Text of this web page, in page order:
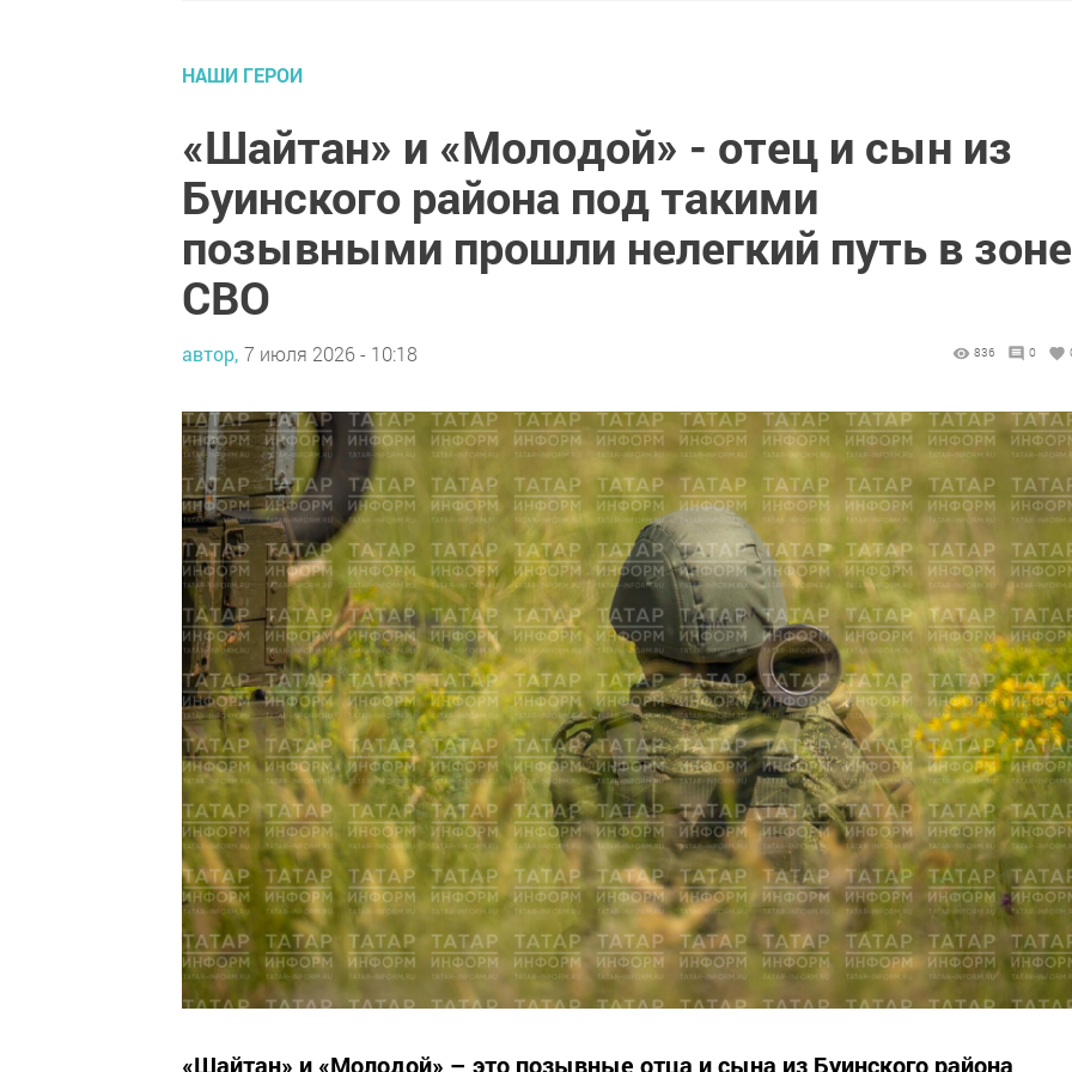
НАШИ ГЕРОИ
«Шайтан» и «Молодой» - отец и сын из
Буинского района под такими
позывными прошли нелегкий путь в зоне
СВО
автор, 7 июля 2026 - 10:18 836 0
«Шайтан» и «Молодой» – это позывные отца и сына из Буинского района,